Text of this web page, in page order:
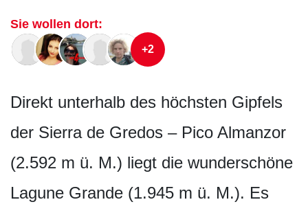
Sie wollen dort:
+2
Direkt unterhalb des höchsten Gipfels
der Sierra de Gredos – Pico Almanzor
(2.592 m ü. M.) liegt die wunderschöne
Lagune Grande (1.945 m ü. M.). Es